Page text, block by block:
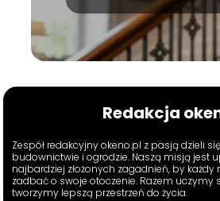
Redakcja
Zespół redakcyjny okeno.pl z pasją dzieli
budownictwie i ogrodzie. Naszą misją jest
najbardziej złożonych zagadnień, by każdy
zadbać o swoje otoczenie. Razem uczymy
tworzymy lepszą przestrzeń do życia.